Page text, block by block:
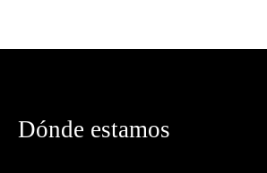
Dónde estamos